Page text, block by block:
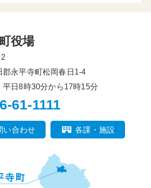
役場
郡永平寺町松岡春日1-4
平日8時30分から17時15分
61-1111
い合わせ 各課・施設